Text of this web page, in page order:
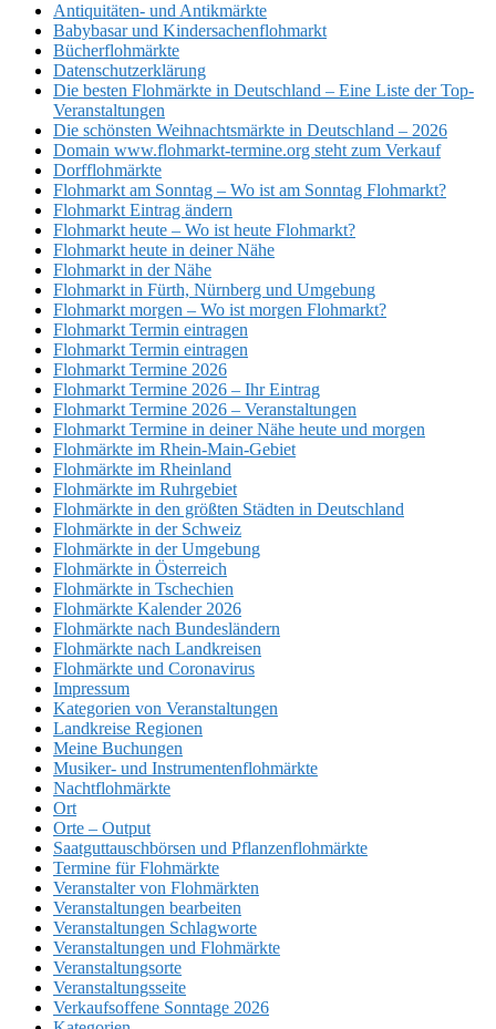
Antiquitäten- und Antikmärkte
Babybasar und Kindersachenflohmarkt
Bücherflohmärkte
Datenschutzerklärung
Die besten Flohmärkte in Deutschland – Eine Liste der Top-
Veranstaltungen
Die schönsten Weihnachtsmärkte in Deutschland – 2026
Domain www.flohmarkt-termine.org steht zum Verkauf
Dorfflohmärkte
Flohmarkt am Sonntag – Wo ist am Sonntag Flohmarkt?
Flohmarkt Eintrag ändern
Flohmarkt heute – Wo ist heute Flohmarkt?
Flohmarkt heute in deiner Nähe
Flohmarkt in der Nähe
Flohmarkt in Fürth, Nürnberg und Umgebung
Flohmarkt morgen – Wo ist morgen Flohmarkt?
Flohmarkt Termin eintragen
Flohmarkt Termin eintragen
Flohmarkt Termine 2026
Flohmarkt Termine 2026 – Ihr Eintrag
Flohmarkt Termine 2026 – Veranstaltungen
Flohmarkt Termine in deiner Nähe heute und morgen
Flohmärkte im Rhein-Main-Gebiet
Flohmärkte im Rheinland
Flohmärkte im Ruhrgebiet
Flohmärkte in den größten Städten in Deutschland
Flohmärkte in der Schweiz
Flohmärkte in der Umgebung
Flohmärkte in Österreich
Flohmärkte in Tschechien
Flohmärkte Kalender 2026
Flohmärkte nach Bundesländern
Flohmärkte nach Landkreisen
Flohmärkte und Coronavirus
Impressum
Kategorien von Veranstaltungen
Landkreise Regionen
Meine Buchungen
Musiker- und Instrumentenflohmärkte
Nachtflohmärkte
Ort
Orte – Output
Saatguttauschbörsen und Pflanzenflohmärkte
Termine für Flohmärkte
Veranstalter von Flohmärkten
Veranstaltungen bearbeiten
Veranstaltungen Schlagworte
Veranstaltungen und Flohmärkte
Veranstaltungsorte
Veranstaltungsseite
Verkaufsoffene Sonntage 2026